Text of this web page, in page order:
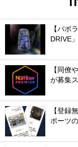
【バボ
DRIVE
【同僚
が募集
【登録
ポーツ